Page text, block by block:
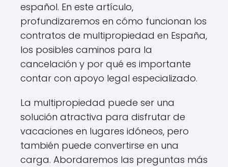
español. En este artículo,
profundizaremos en cómo funcionan los
contratos de multipropiedad en España,
los posibles caminos para la
cancelación y por qué es importante
contar con apoyo legal especializado.
La multipropiedad puede ser una
solución atractiva para disfrutar de
vacaciones en lugares idóneos, pero
también puede convertirse en una
carga. Abordaremos las preguntas más